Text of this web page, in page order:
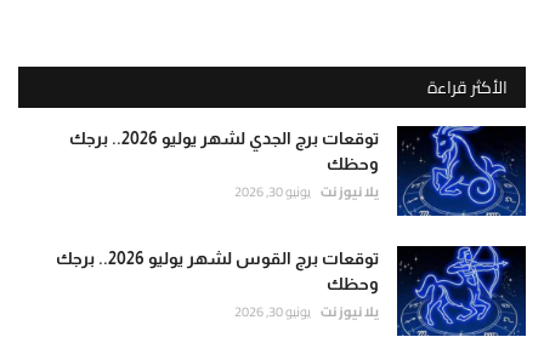
الأكثر قراءة
توقعات برج الجدي لشهر يوليو 2026.. برجك
وحظك
يلا نيوز نت يونيو 30, 2026
توقعات برج القوس لشهر يوليو 2026.. برجك
وحظك
يلا نيوز نت يونيو 30, 2026